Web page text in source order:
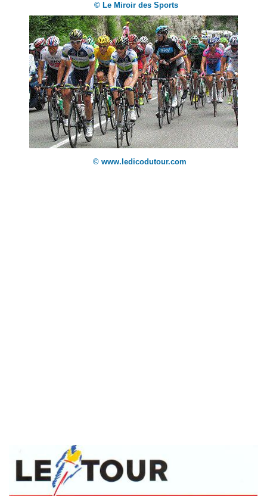
© Le Miroir des Sports
© www.ledicodutour.com